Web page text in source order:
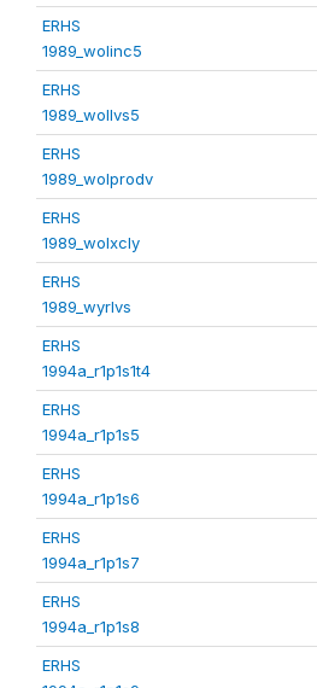
ERHS
1989_wolinc5
ERHS
1989_wollvs5
ERHS
1989_wolprodv
ERHS
1989_wolxcly
ERHS
1989_wyrlvs
ERHS
1994a_r1p1s1t4
ERHS
1994a_r1p1s5
ERHS
1994a_r1p1s6
ERHS
1994a_r1p1s7
ERHS
1994a_r1p1s8
ERHS